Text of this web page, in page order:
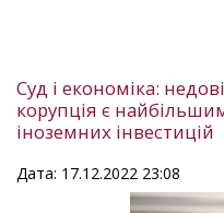
Суд і економіка:
корупція є
іноземних інвестицій
Дата: 17.12.2022 23:08